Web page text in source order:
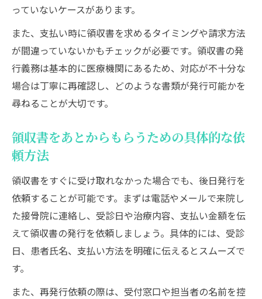
っていないケースがあります。
また、支払い時に領収書を求めるタイミングや請求方法
が間違っていないかもチェックが必要です。領収書の発
行義務は基本的に医療機関にあるため、対応が不十分な
場合は丁寧に再確認し、どのような書類が発行可能かを
尋ねることが大切です。
領収書をあとからもらうための具体的な依
頼方法
領収書をすぐに受け取れなかった場合でも、後日発行を
依頼することが可能です。まずは電話やメールで来院し
た接骨院に連絡し、受診日や治療内容、支払い金額を伝
えて領収書の発行を依頼しましょう。具体的には、受診
日、患者氏名、支払い方法を明確に伝えるとスムーズで
す。
また、再発行依頼の際は、受付窓口や担当者の名前を控